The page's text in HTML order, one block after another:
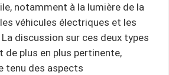
notamment à la lumière de la
véhicules électriques et les
discussion sur ces deux types
de plus en plus pertinente,
tenu des aspects